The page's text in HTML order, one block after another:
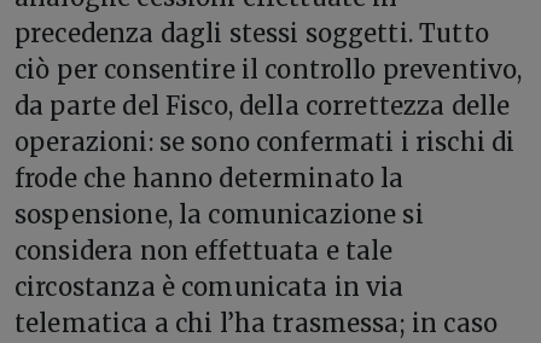
precedenza dagli stessi soggetti. Tutto
ciò per consentire il controllo preventivo,
da parte del Fisco, della correttezza delle
operazioni: se sono confermati i rischi di
frode che hanno determinato la
sospensione, la comunicazione si
considera non effettuata e tale
circostanza è comunicata in via
telematica a chi l’ha trasmessa; in caso